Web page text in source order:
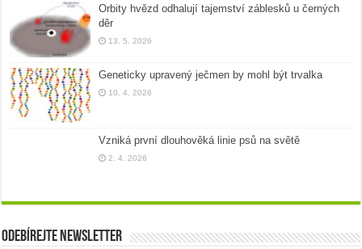
Orbity hvězd odhalují tajemství záblesků u černých
děr
13. 5. 2026
Geneticky upravený ječmen by mohl být trvalka
10. 4. 2026
Vzniká první dlouhověká linie psů na světě
2. 4. 2026
Odebírejte newsletter